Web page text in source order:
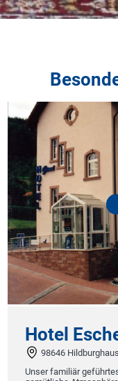
Hotel
98646
Unser familiär